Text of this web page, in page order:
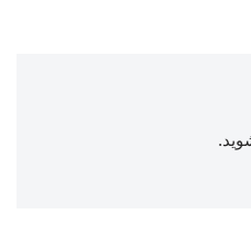
.